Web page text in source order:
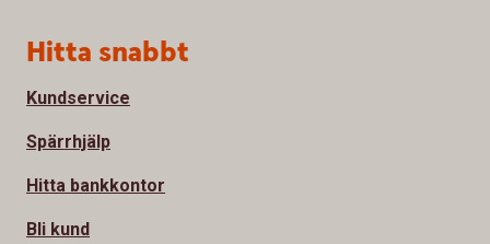
Sidfot
Hitta snabbt
Kundservice
Spärrhjälp
Hitta bankkontor
Bli kund